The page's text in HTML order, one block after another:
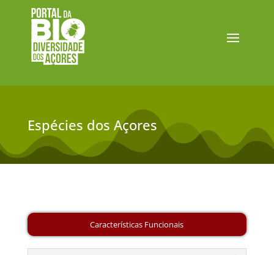
Espécies dos Açores